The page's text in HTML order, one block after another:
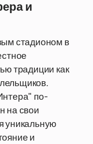
и
стадионом в
традиции как
по-
на свои
уникальную
и